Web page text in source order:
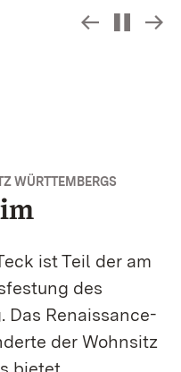
WÜRTTEMBERGS
ist Teil der am
des
Das Renaissance-
der Wohnsitz